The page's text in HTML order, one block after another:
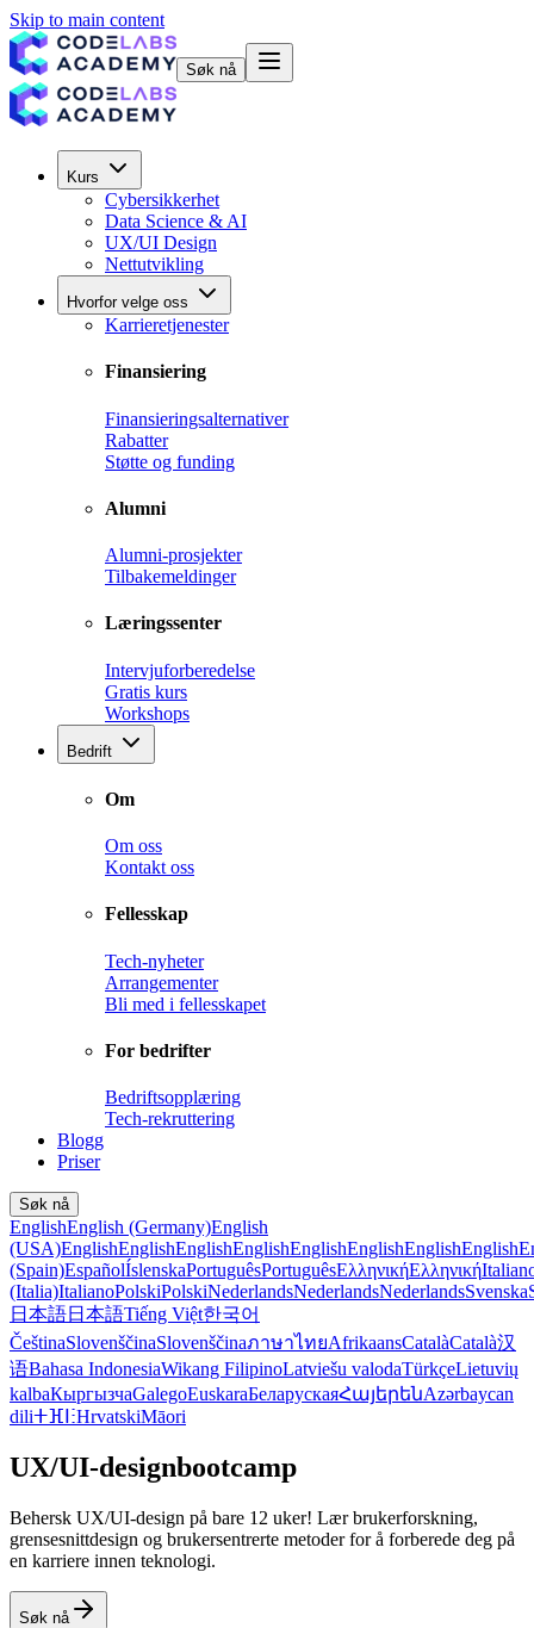
Skip to main content
Søk nå
Kurs
Cybersikkerhet
Data Science & AI
UX/UI Design
Nettutvikling
Hvorfor velge oss
Karrieretjenester
Finansiering
Finansieringsalternativer
Rabatter
Støtte og funding
Alumni
Alumni-prosjekter
Tilbakemeldinger
Læringssenter
Intervjuforberedelse
Gratis kurs
Workshops
Bedrift
Om
Om oss
Kontakt oss
Fellesskap
Tech-nyheter
Arrangementer
Bli med i fellesskapet
For bedrifter
Bedriftsopplæring
Tech-rekruttering
Blogg
Priser
Søk nå
EnglishEnglish (Germany)English
(USA)EnglishEnglishEnglishEnglishEnglishEnglishEnglishEnglish
(Spain)EspañolÍslenskaPortuguêsPortuguêsΕλληνικήΕλληνική
(Italia)ItalianoPolskiPolskiNederlandsNederlandsNederlandsSvenska
日本語日本語Tiếng Việt한국어
ČeštinaSlovenščinaSlovenščinaภาษาไทยAfrikaansCatalàCatalà汉
语Bahasa IndonesiaWikang FilipinoLatviešu valodaTürkçeLietuvių
kalbaКыргызчаGalegoEuskaraБеларускаяՀայերենAzərbaycan
diliⵜⴼⵏⵗHrvatskiMāori
UX/UI-designbootcamp
Behersk UX/UI-design på bare 12 uker! Lær brukerforskning,
grensesnittdesign og brukersentrerte metoder for å forberede deg på
en karriere innen teknologi.
Søk nå